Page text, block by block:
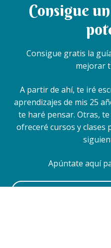
Consigue
Consigue gratis la
mejorar
A partir de ahí, te iré
aprendizajes de mis 25
te haré pensar. Otras,
ofreceré cursos y clases
Apúntate aquí